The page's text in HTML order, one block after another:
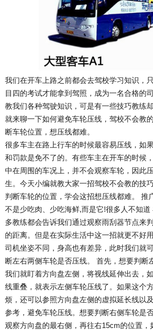
我们在开车上路之前都会去驾校学习知识，
目四的考试才能拿到驾照，成为一名合格的
教我们各种驾驶知识，可是有一些技巧教练
就来聊一下如何避免车轮压线，驾校不会教
断车轮位置，想压线都难。
很多车主在路上行车的时候最容易压线，如
和罚款是免不了的。有些车主在开车的时候
中在周围的车况上，并不会观察车轮，因此
生。今天小编就教大家一招驾校不会教的技
判断车轮的位置，学会这招想压线都难。 推
不是少吃肉、少吃海鲜,而是它!很多人不知道
多教练都会告诉我们通过观察雨刮器节点来
的距离。但是在实际生活中这一招就更不好
司机坐姿不同，身高也有差异，此时我们就
断左右两侧车轮是否压线。 首先，想要判断
我们就盯着方向盘左侧，将视线延伸出去，
线重叠，就表示左侧车轮压线了。如果这个
烦，还可以参照方向盘左侧的虚拟延长线以
参考，避免车轮压线。想要判断右侧车轮是
观察方向盘的最右侧，再往右15cm的位置，